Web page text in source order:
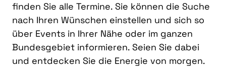
finden Sie alle Termine. Sie können die Suche
nach Ihren Wünschen einstellen und sich so
über Events in Ihrer Nähe oder im ganzen
Bundesgebiet informieren. Seien Sie dabei
und entdecken Sie die Energie von morgen.